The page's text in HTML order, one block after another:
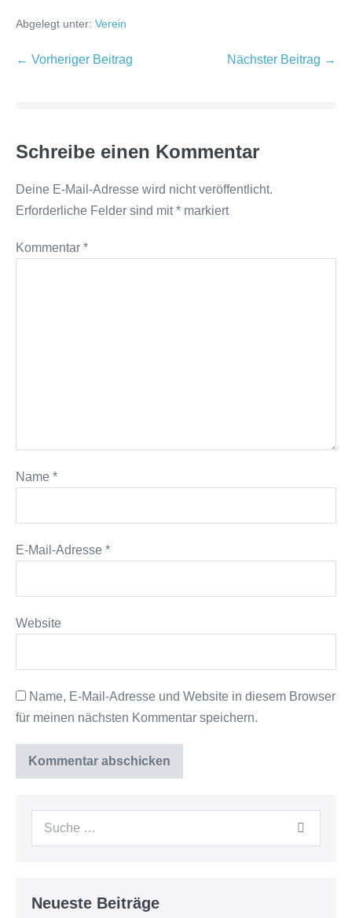
Abgelegt unter: Verein
← Vorheriger Beitrag Nächster Beitrag →
Schreibe einen Kommentar
Deine E-Mail-Adresse wird nicht veröffentlicht.
Erforderliche Felder sind mit* markiert
Kommentar *
Name *
E-Mail-Adresse *
Website
Name, E-Mail-Adresse und Website in diesem Browser
für meinen nächsten Kommentar speichern.
Neueste Beiträge